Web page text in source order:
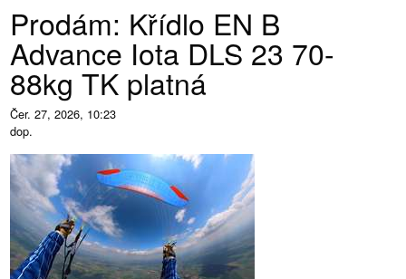
Prodám: Křídlo EN B
Advance Iota DLS 23 70-
88kg TK platná
Čer. 27, 2026, 10:23
dop.